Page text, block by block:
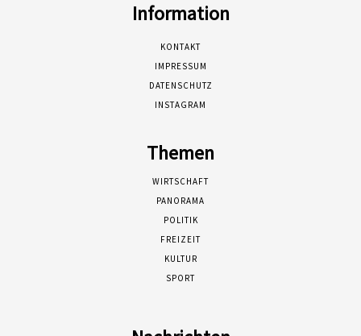
Information
KONTAKT
IMPRESSUM
DATENSCHUTZ
INSTAGRAM
Themen
WIRTSCHAFT
PANORAMA
POLITIK
FREIZEIT
KULTUR
SPORT